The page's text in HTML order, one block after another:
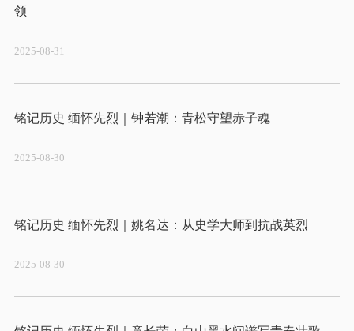
2025-08-31
铭记历史 缅怀先烈｜钟若潮：青松守望赤子魂
2025-08-30
2025-08-30